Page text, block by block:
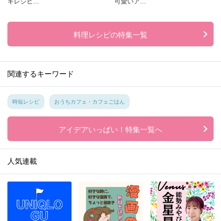
料理レシピの特集一覧
関連するキーワード
時短レシピ おうちカフェ・カフェごはん
アイデアいっぱい！特集一覧へ
人気連載